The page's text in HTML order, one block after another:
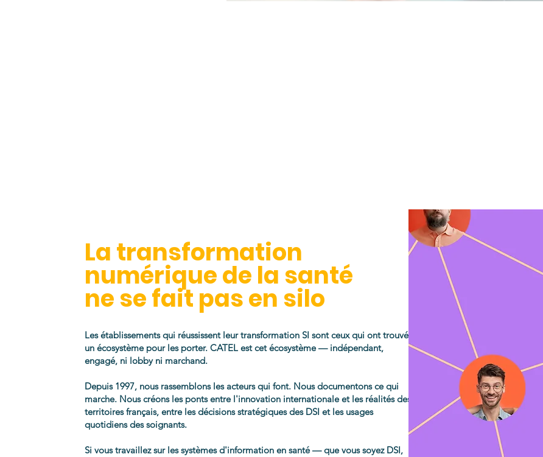
La transformation
numérique de la santé
ne se fait pas en silo
Les établissements qui réussissent leur transformation SI sont ceux qui ont trouvé
un écosystème pour les porter. CATEL est cet écosystème — indépendant,
engagé, ni lobby ni marchand.
Depuis 1997, nous rassemblons les acteurs qui font. Nous documentons ce qui
marche. Nous créons les ponts entre l'innovation internationale et les réalités des
territoires français, entre les décisions stratégiques des DSI et les usages
quotidiens des soignants.
Si vous travaillez sur les systèmes d'information en santé — que vous soyez DSI,